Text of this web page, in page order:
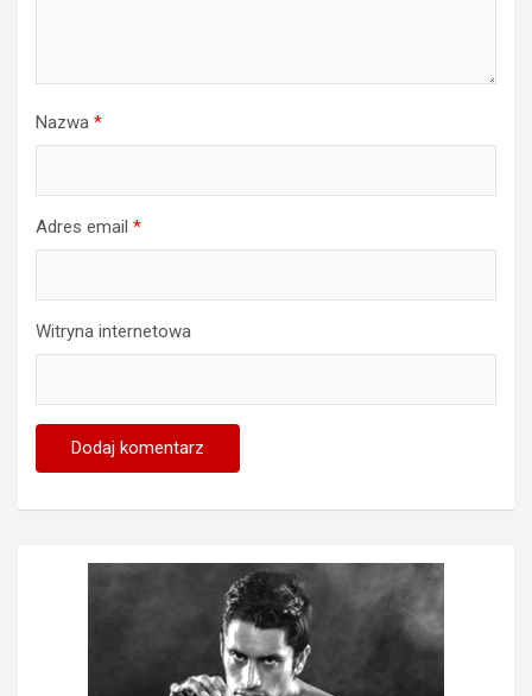
Nazwa *
Adres email *
Witryna internetowa